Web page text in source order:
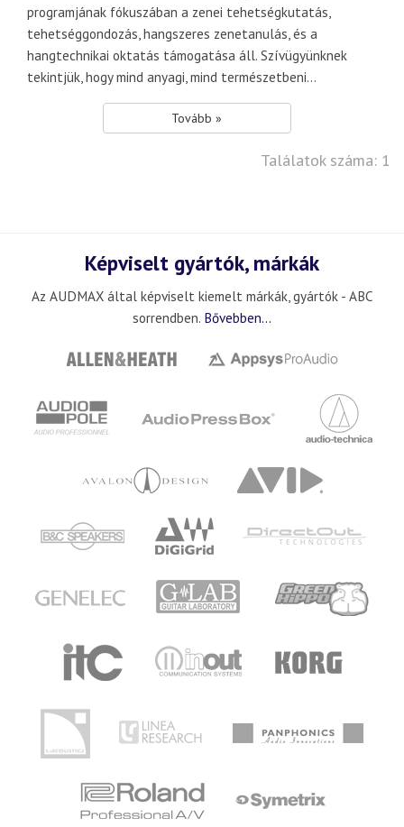
programjának fókuszában a zenei tehetségkutatás,
tehetséggondozás, hangszeres zenetanulás, és a
hangtechnikai oktatás támogatása áll. Szívügyünknek
tekintjük, hogy mind anyagi, mind természetbeni...
Tovább »
Találatok száma: 1
Képviselt gyártók, márkák
Az AUDMAX által képviselt kiemelt márkák, gyártók - ABC
sorrendben. Bővebben...